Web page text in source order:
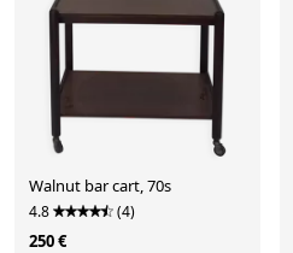
Walnut bar cart, 70s
4.8 (4)
250 €